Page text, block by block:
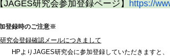
【JAGES研究会参加登録ページ】 https://
登録時のご注意※
研究会登録確認メールにつきまして
りJAGES研究会に参加登録していただきますと、